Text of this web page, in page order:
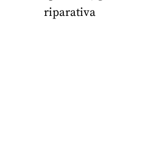
riparativa